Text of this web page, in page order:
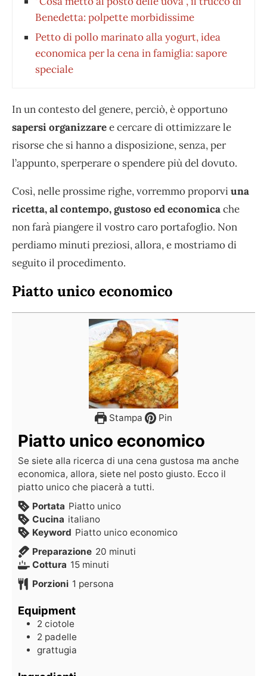
Benedetta: polpette morbidissime
Petto di pollo marinato alla yogurt, idea
economica per la cena in famiglia: sapore
speciale
In un contesto del genere, perciò, è opportuno
sapersi organizzaree cercare di ottimizzare le
risorse che si hanno a disposizione, senza, per
l’appunto, sperperare o spendere più del dovuto.
Così, nelle prossime righe, vorremmo proporviuna
ricetta, al contempo, gustoso ed economicache
non farà piangere il vostro caro portafoglio. Non
perdiamo minuti preziosi, allora, e mostriamo di
seguito il procedimento.
Piatto unico economico
Stampa Pin
Piatto unico economico
Se siete alla ricerca di una cena gustosa ma anche
economica, allora, siete nel posto giusto. Ecco il
piatto unico che piacerà a tutti.
Portata Piatto unico
Cucina italiano
Keyword Piatto unico economico
Preparazione 20 minuti
Cottura 15 minuti
Porzioni 1 persona
Equipment
2 ciotole
2 padelle
grattugia